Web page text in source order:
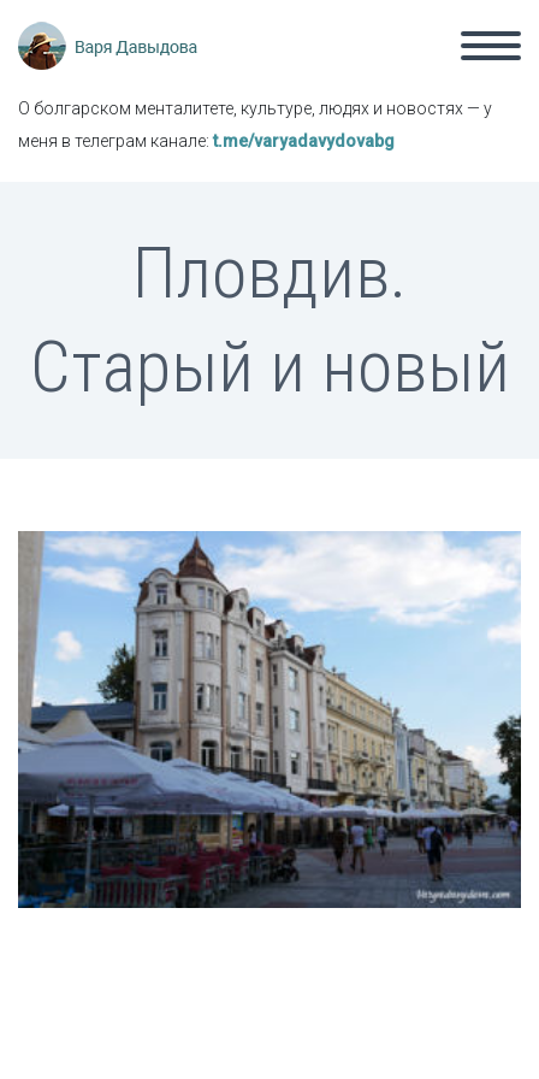
О болгарском менталитете, культуре, людях и новостях — у
меня в телеграм канале:t.me/varyadavydovabg
Пловдив.
Старый и новый